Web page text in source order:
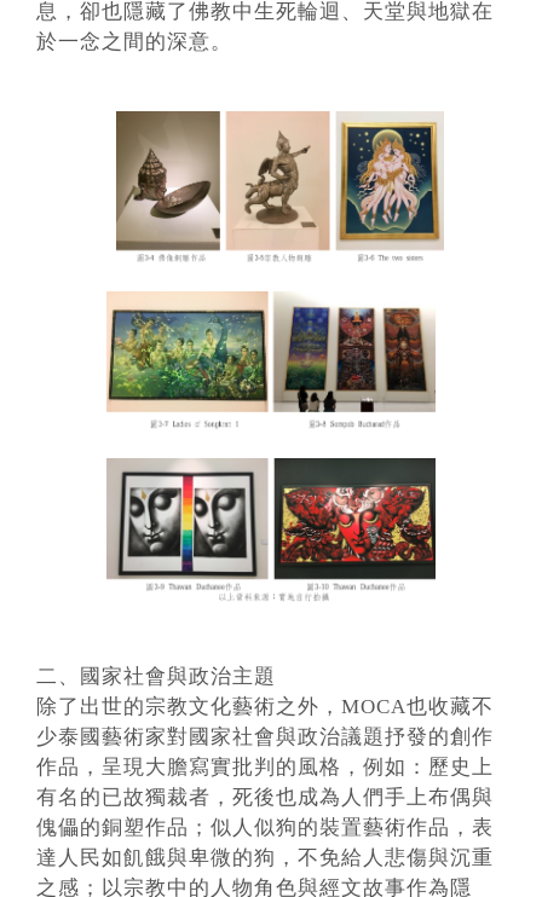
息，卻也隱藏了佛教中生死輪迴、天堂與地獄在
於一念之間的深意。
二、國家社會與政治主題
除了出世的宗教文化藝術之外，MOCA也收藏不
少泰國藝術家對國家社會與政治議題抒發的創作
作品，呈現大膽寫實批判的風格，例如：歷史上
有名的已故獨裁者，死後也成為人們手上布偶與
傀儡的銅塑作品；似人似狗的裝置藝術作品，表
達人民如飢餓與卑微的狗，不免給人悲傷與沉重
之感；以宗教中的人物角色與經文故事作為隱